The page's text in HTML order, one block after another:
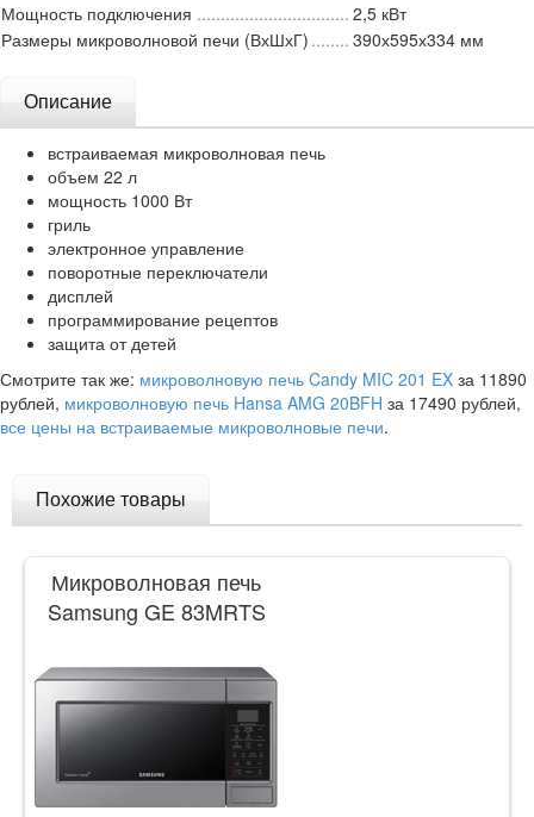
Мощность подключения
2,5 кВт
Размеры микроволновой печи (ВхШхГ)
390х595х334 мм
Описание
встраиваемая микроволновая печь
объем 22 л
мощность 1000 Вт
гриль
электронное управление
поворотные переключатели
дисплей
программирование рецептов
защита от детей
Смотрите так же: микроволновую печь Candy MIC 201 EX за 11890
рублей, микроволновую печь Hansa AMG 20BFH за 17490 рублей,
все цены на встраиваемые микроволновые печи.
Похожие товары
Микроволновая печь
Samsung GE 83MRTS